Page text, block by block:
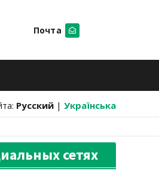
Почта
Русский | Українська
сетях